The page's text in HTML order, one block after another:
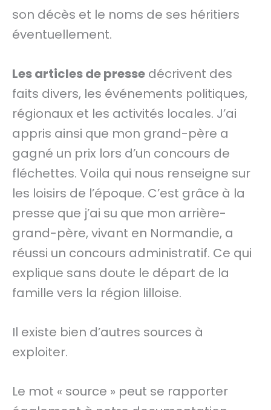
son décès et le noms de ses héritiers
éventuellement.
Les articles de presse décrivent des
faits divers, les événements politiques,
régionaux et les activités locales. J’ai
appris ainsi que mon grand-père a
gagné un prix lors d’un concours de
fléchettes. Voila qui nous renseigne sur
les loisirs de l’époque. C’est grâce à la
presse que j’ai su que mon arrière-
grand-père, vivant en Normandie, a
réussi un concours administratif. Ce qui
explique sans doute le départ de la
famille vers la région lilloise.
Il existe bien d’autres sources à
exploiter.
Le mot « source » peut se rapporter